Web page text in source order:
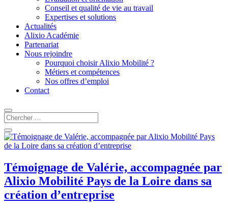
Conseil et qualité de vie au travail
Expertises et solutions
Actualités
Alixio Académie
Partenariat
Nous rejoindre
Pourquoi choisir Alixio Mobilité ?
Métiers et compétences
Nos offres d’emploi
Contact
Témoignage de Valérie, accompagnée par
Alixio Mobilité Pays de la Loire dans sa
création d’entreprise